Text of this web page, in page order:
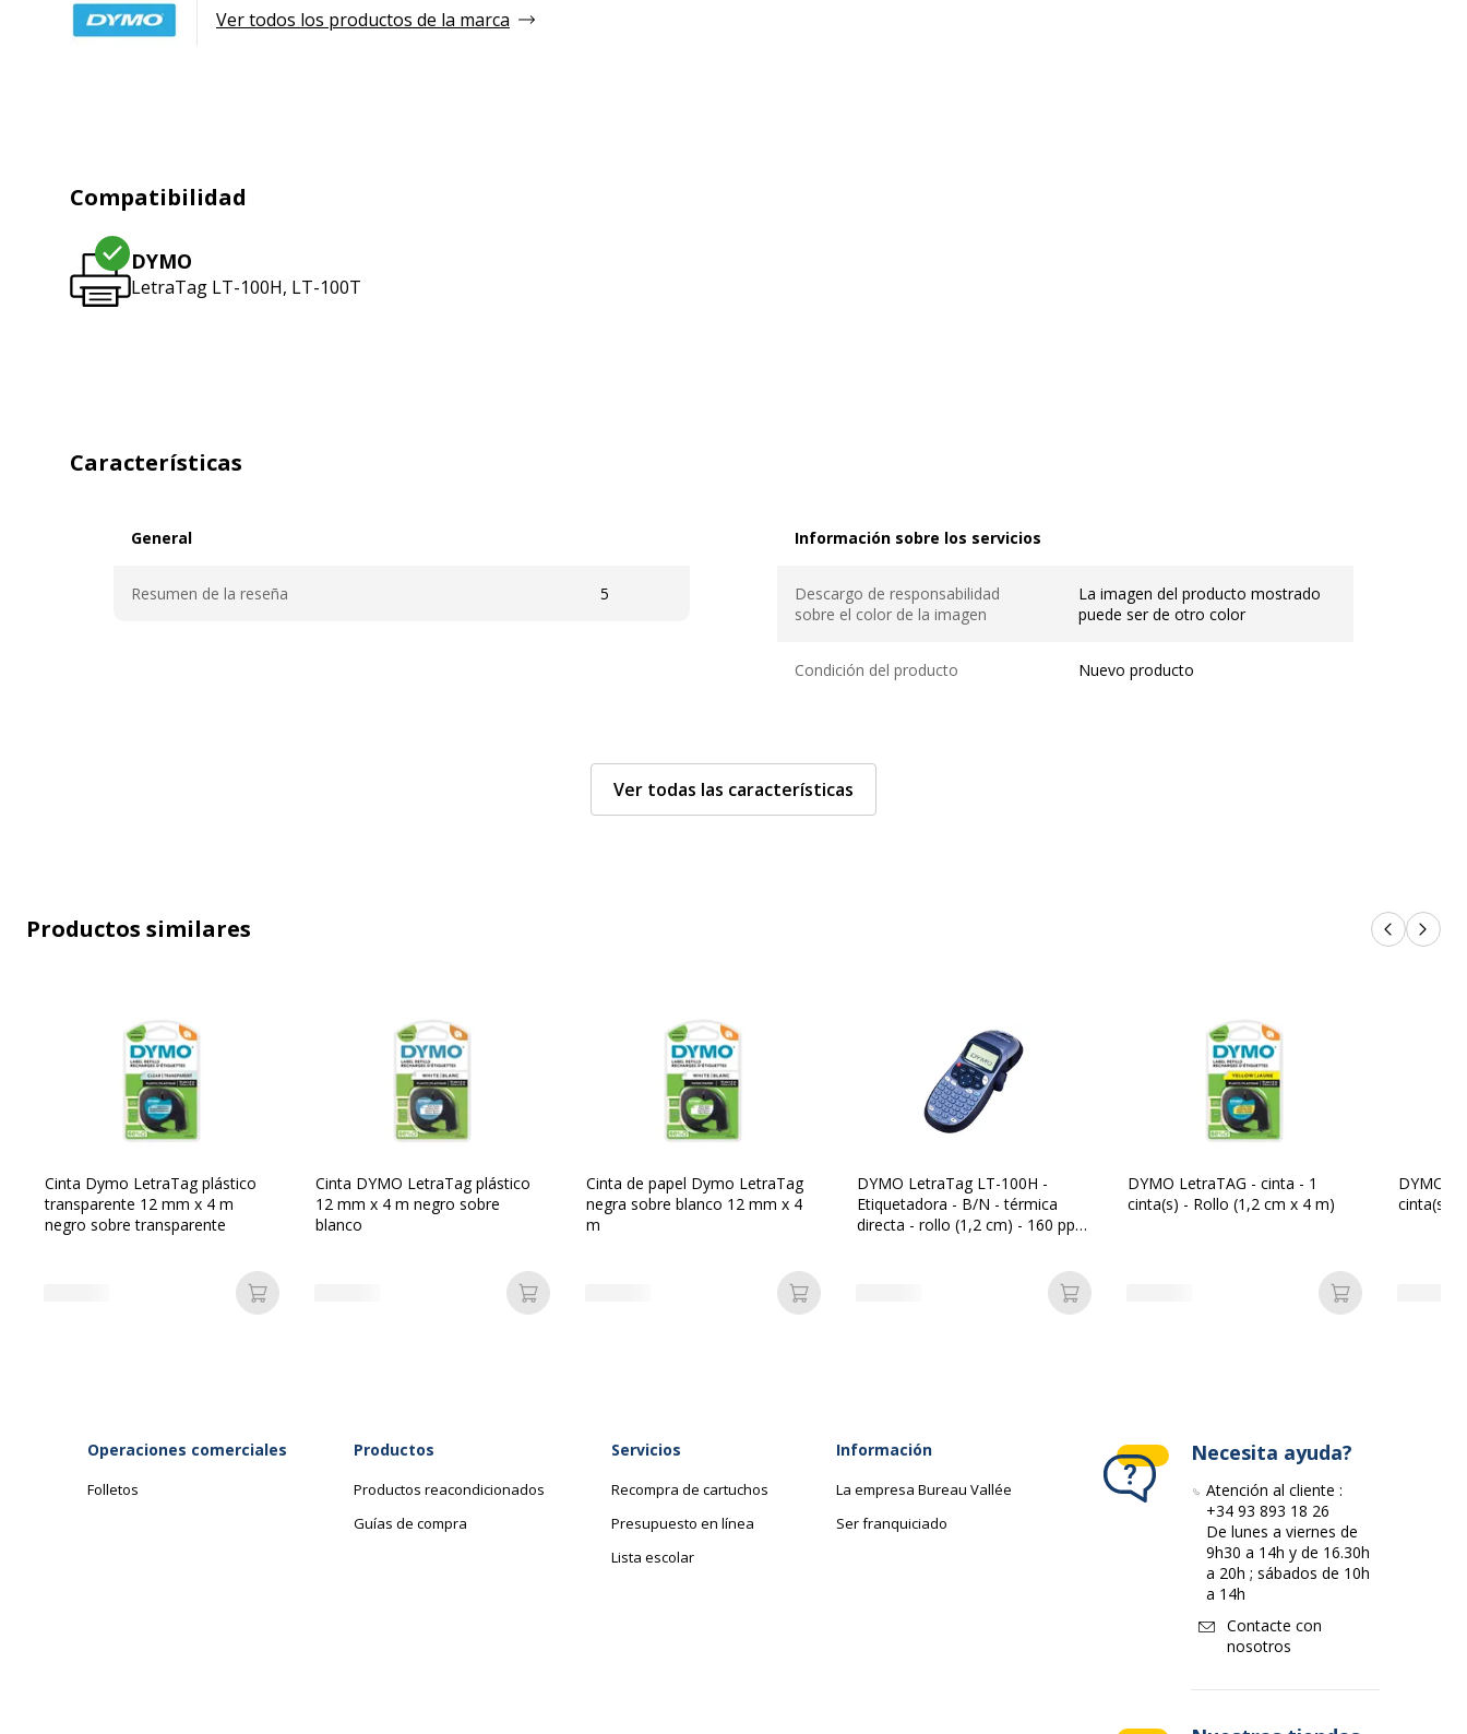
Ver todos los productos de la marca
Compatibilidad
DYMO
LetraTag LT-100H, LT-100T
Características
General
Resumen de la reseña 5
Información sobre los servicios
Descargo de responsabilidad
sobre el color de la imagen
La imagen del producto mostrado
puede ser de otro color
Condición del producto Nuevo producto
Tamaño reducido (para clasificar)
Material del producto Plástico
Tamaño de soporte Rollo (1,2 cm x 4 m)
Tecnología de impresión Transferencia térmica
Tipo de soporte
Varios
Características generales
Azul
Datos de identificación
5411313912051
Marca
S0721650
Ver todas las características
Productos similares Productos
Cinta Dymo LetraTag plástico
transparente 12 mm x 4 m
negro sobre transparente
Añadir a la cesta
Cinta DYMO LetraTag plástico
12 mm x 4 m negro sobre
blanco
Añadir a la cesta
Cinta de papel Dymo LetraTag
negra sobre blanco 12 mm x 4
m
Añadir a la cesta
DYMO LetraTag LT-100H -
Etiquetadora - B/N - térmica
directa - rollo (1,2 cm) - 160 ppp
cortador - impresión de 1 línea,
impresión de 2 líneas, reloj en
Añadir a la cesta
DYMO LetraTAG - cinta - 1
cinta(s) - Rollo (1,2 cm x 4 m)
Añadir a la
DYMO
cinta(s) -
Operaciones comerciales
Folletos
Productos
Productos reacondicionados
Guías de compra
Servicios
Recompra de cartuchos
Presupuesto en línea
Lista escolar
Información
La empresa Bureau Vallée
Ser franquiciado
Necesita ayuda?
Atención al cliente :
+34 93 893 18 26
De lunes a viernes de
9h30 a 14h y de 16.30h
a 20h ; sábados de 10h
a 14h
Contacte con
nosotros